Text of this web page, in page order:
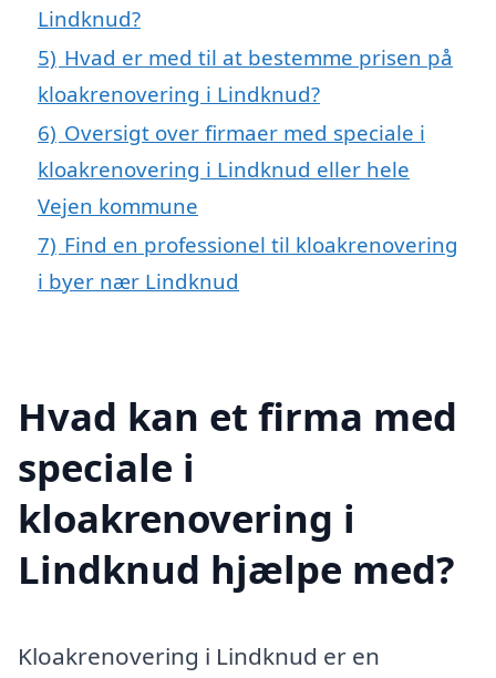
Lindknud?
5) Hvad er med til at bestemme prisen på
kloakrenovering i Lindknud?
6) Oversigt over firmaer med speciale i
kloakrenovering i Lindknud eller hele
Vejen kommune
7) Find en professionel til kloakrenovering
i byer nær Lindknud
Hvad kan et firma med
speciale i
kloakrenovering i
Lindknud hjælpe med?
Kloakrenovering i Lindknud er en